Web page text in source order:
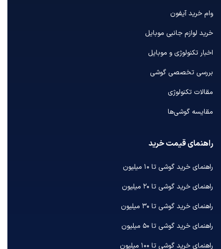
وام خرید آیفون
خرید لوازم جانبی موبایل
اخبار تکنولوژی و موبایل
بررسی تخصصی گوشی
مقالات تکنولوژی
مقایسه گوشی‌ها
راهنمای قیمت خرید
راهنمای خرید گوشی تا ۱۰ میلیون
راهنمای خرید گوشی تا ۲۰ میلیون
راهنمای خرید گوشی تا ۳۰ میلیون
راهنمای خرید گوشی تا ۵۰ میلیون
راهنمای خرید گوشی تا ۱۰۰ میلیون